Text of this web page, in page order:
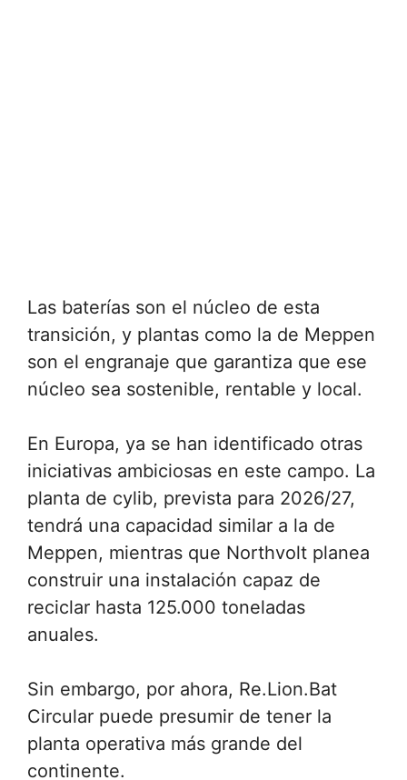
Las baterías son el núcleo de esta
transición, y plantas como la de Meppen
son el engranaje que garantiza que ese
núcleo sea sostenible, rentable y local.
En Europa, ya se han identificado otras
iniciativas ambiciosas en este campo. La
planta de cylib, prevista para 2026/27,
tendrá una capacidad similar a la de
Meppen, mientras que Northvolt planea
construir una instalación capaz de
reciclar hasta 125.000 toneladas
anuales.
Sin embargo, por ahora, Re.Lion.Bat
Circular puede presumir de tener la
planta operativa más grande del
continente.